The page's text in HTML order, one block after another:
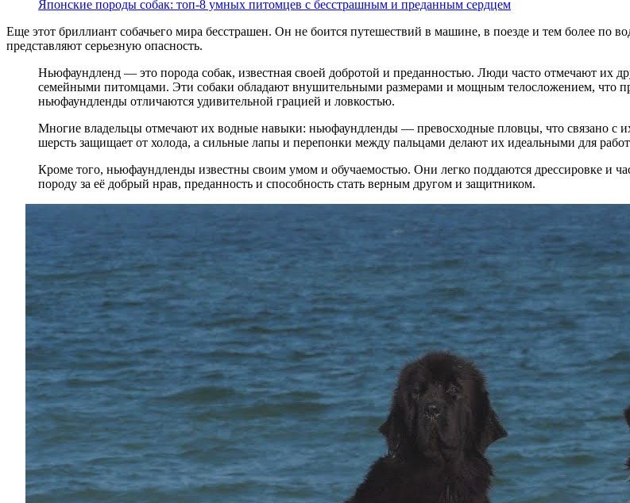
Японские породы собак: топ-8 умных питомцев с бесстрашным и преданным сердцем
Еще этот бриллиант собачьего мира бесстрашен. Он не боится путешествий в машине, в поезде и тем более по
представляют серьезную опасность.
Ньюфаундленд — это порода собак, известная своей добротой и преданностью. Люди часто отмечают их
семейными питомцами. Эти собаки обладают внушительными размерами и мощным телосложением, что
ньюфаундленды отличаются удивительной грацией и ловкостью.
Многие владельцы отмечают их водные навыки: ньюфаундленды — превосходные пловцы, что связано с
шерсть защищает от холода, а сильные лапы и перепонки между пальцами делают их идеальными для
Кроме того, ньюфаундленды известны своим умом и обучаемостью. Они легко поддаются дрессировке и
породу за её добрый нрав, преданность и способность стать верным другом и защитником.